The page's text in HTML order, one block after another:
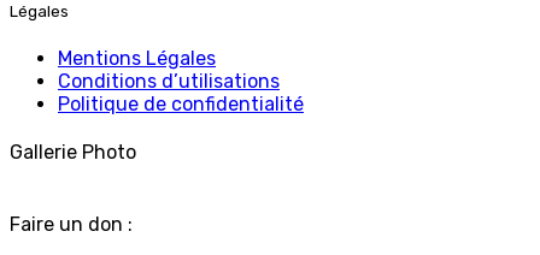
Légales
Mentions Légales
Conditions d’utilisations
Politique de confidentialité
Gallerie Photo
Faire un don :